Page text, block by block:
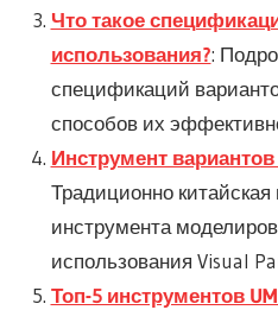
Что такое
использования?:
спецификаций
способов их
Инструмент
Традиционно
инструмента
использования Visual
Топ-5 инструментов